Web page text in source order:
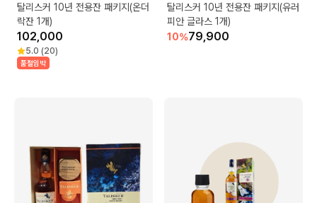
탈리스커 10년 전용잔 패키지(온더
락잔 1개)
102,000
5.0 (20)
품절임박
탈리스커 10년 전용잔 패키지(유러
피안 글라스 1개)
10%79,900